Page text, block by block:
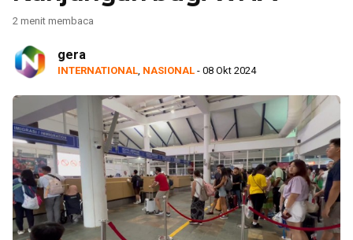
2 menit membaca
gera
INTERNATIONAL NASIONAL - 08 Okt 2024